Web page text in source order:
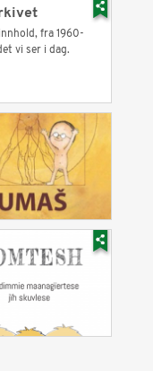
fra 1960-
vi ser i dag.